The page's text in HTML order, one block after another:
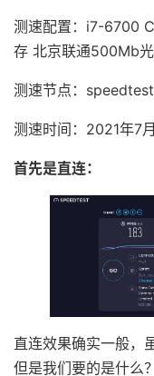
测速配置：i7-6700
存 北京联通500Mb
测速节点：
测速时间：2021年7
首先是直连：
直连效果确实一般，
但是我们要的是什么